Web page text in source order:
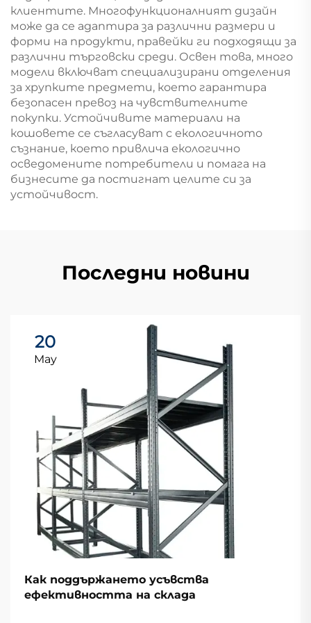
клиентите. Многофункционалният дизайн
може да се адаптира за различни размери и
форми на продукти, правейки ги подходящи за
различни търговски среди. Освен това, много
модели включват специализирани отделения
за хрупките предмети, което гарантира
безопасен превоз на чувствителните
покупки. Устойчивите материали на
кошовете се съгласуват с екологичното
съзнание, което привлича екологично
осведомените потребители и помага на
бизнесите да постигнат целите си за
устойчивост.
Последни новини
20
May
Как поддържането усъвства
ефективността на склада